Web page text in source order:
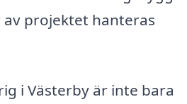
projektet hanteras
i Västerby är inte bara